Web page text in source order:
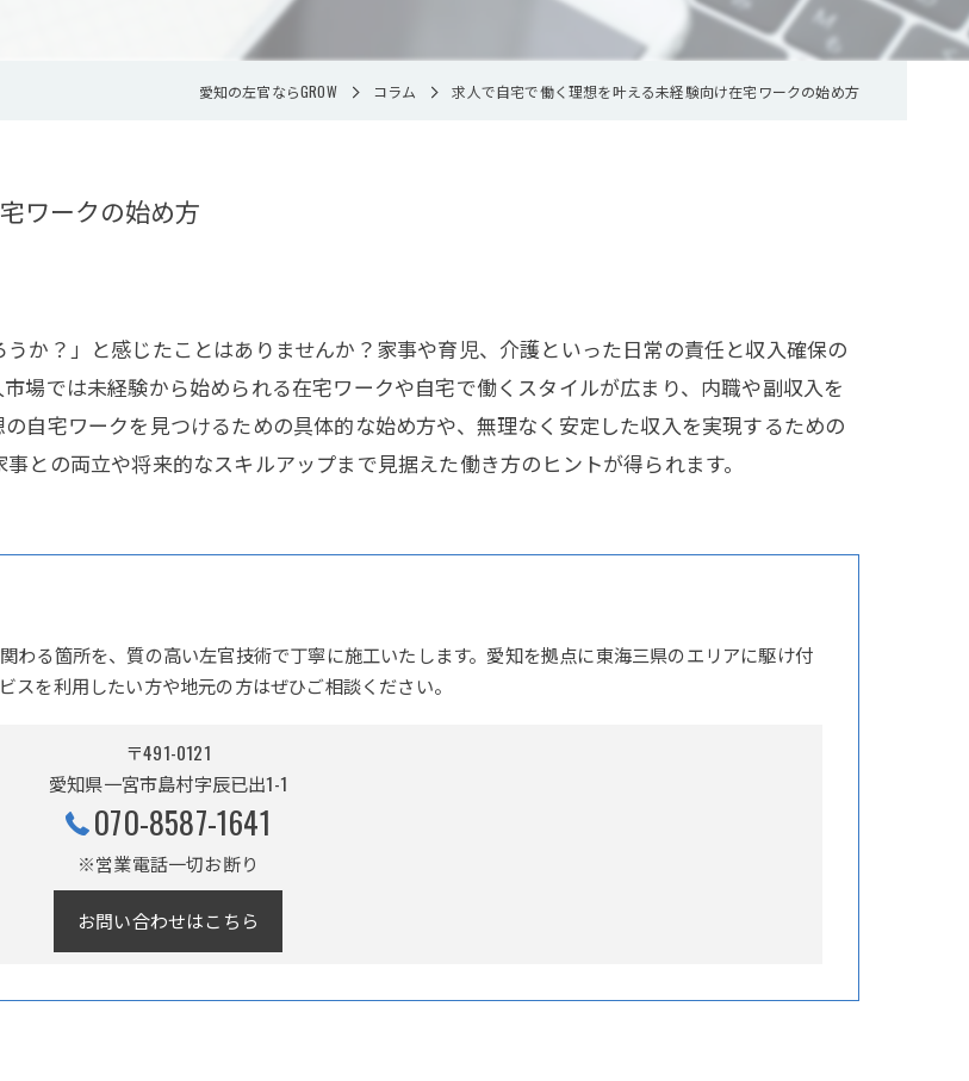
愛知の左官ならGROW コラム 求人で自宅で働く理想を叶える未経験向け在宅ワークの始め方
ワークの始め方
か？」と感じたことはありませんか？家事や育児、介護といった日常の責任と収入確保の
場では未経験から始められる在宅ワークや自宅で働くスタイルが広まり、内職や副収入を
自宅ワークを見つけるための具体的な始め方や、無理なく安定した収入を実現するための
との両立や将来的なスキルアップまで見据えた働き方のヒントが得られます。
わる箇所を、質の高い左官技術で丁寧に施工いたします。愛知を拠点に東海三県のエリアに駆け付
スを利用したい方や地元の方はぜひご相談ください。
〒491-0121
愛知県一宮市島村字辰已出1-1
070-8587-1641
※営業電話一切お断り
お問い合わせはこちら